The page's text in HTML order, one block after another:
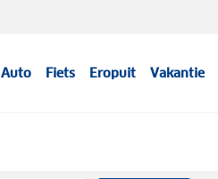
Auto Fiets Eropuit Vakantie